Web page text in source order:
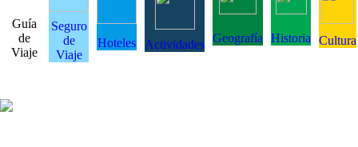
Guía
de
Viaje
Seguro
de
Viaje
Hoteles Actividades Geografía Historia Cultura